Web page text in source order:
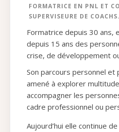
FORMATRICE EN PNL ET
SUPERVISEURE DE COACHS.
Formatrice depuis 30 ans,
depuis 15 ans des
crise, de développement
Son parcours personnel et
amené à explorer
accompagner les
cadre professionnel ou
Aujourd’hui elle continue